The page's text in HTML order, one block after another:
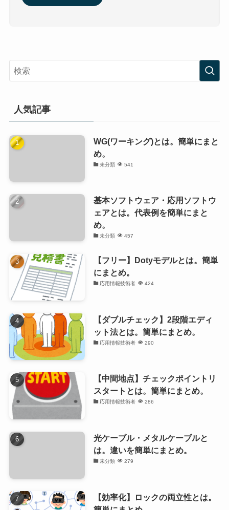
人気記事
WG(ワーキング)とは。簡単にまと
め。
未分類 541
基本ソフトウェア・応用ソフトウ
ェアとは。代表例を簡単にまと
め。
未分類 457
【フリー】Dotyモデルとは。簡単
にまとめ。
応用情報技術者 424
【ダブルチェック】2段階エディ
ット法とは。簡単にまとめ。
応用情報技術者 290
【中間地点】チェックポイントリ
スタートとは。簡単にまとめ。
応用情報技術者 286
光ケーブル・メタルケーブルと
は。違いを簡単にまとめ。
未分類 279
【効率化】ロックの両立性とは。